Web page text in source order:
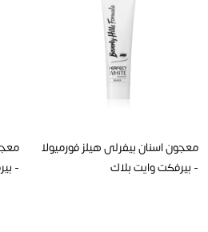
معجون اسنان بيفرلى هيلز فورميولا
- بيرفكت وايت بلاك
-